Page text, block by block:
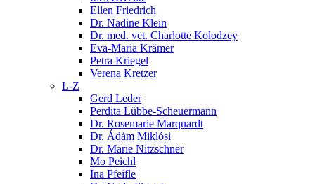
Ellen Friedrich
Dr. Nadine Klein
Dr. med. vet. Charlotte Kolodzey
Eva-Maria Krämer
Petra Kriegel
Verena Kretzer
L-Z
Gerd Leder
Perdita Lübbe-Scheuermann
Dr. Rosemarie Marquardt
Dr. Ádám Miklósi
Dr. Marie Nitzschner
Mo Peichl
Ina Pfeifle